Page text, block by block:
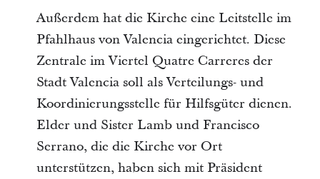
Außerdem hat die Kirche eine Leitstelle im
Pfahlhaus von Valencia eingerichtet. Diese
Zentrale im Viertel Quatre Carreres der
Stadt Valencia soll als Verteilungs- und
Koordinierungsstelle für Hilfsgüter dienen.
Elder und Sister Lamb und Francisco
Serrano, die die Kirche vor Ort
unterstützen, haben sich mit Präsident